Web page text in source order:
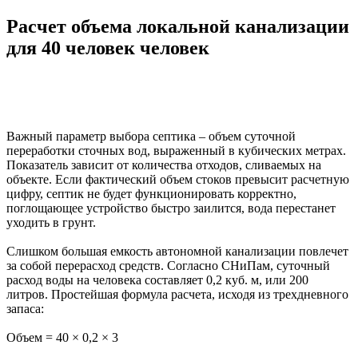
Расчет объема локальной канализации
для 40 человек человек
Важный параметр выбора септика – объем суточной
переработки сточных вод, выраженный в кубических метрах.
Показатель зависит от количества отходов, сливаемых на
объекте. Если фактический объем стоков превысит расчетную
цифру, септик не будет функционировать корректно,
поглощающее устройство быстро заилится, вода перестанет
уходить в грунт.
Слишком большая емкость автономной канализации повлечет
за собой перерасход средств. Согласно СНиПам, суточный
расход воды на человека составляет 0,2 куб. м, или 200
литров. Простейшая формула расчета, исходя из трехдневного
запаса:
Объем = 40 × 0,2 × 3